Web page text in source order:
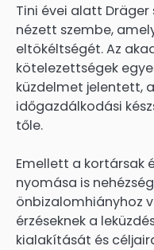
Tini évei alatt Dräger
nézett szembe,
eltökéltségét. Az
kötelezettségek
küzdelmet jelentett,
időgazdálkodási
tőle.
Emellett a kortársak
nyomása is
önbizalomhiányhoz
érzéseknek a
kialakítását és